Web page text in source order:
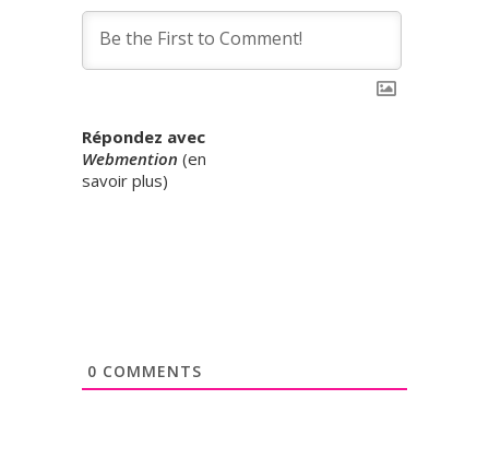
Répondez avec
Webmention (en
savoir plus)
0 COMMENTS